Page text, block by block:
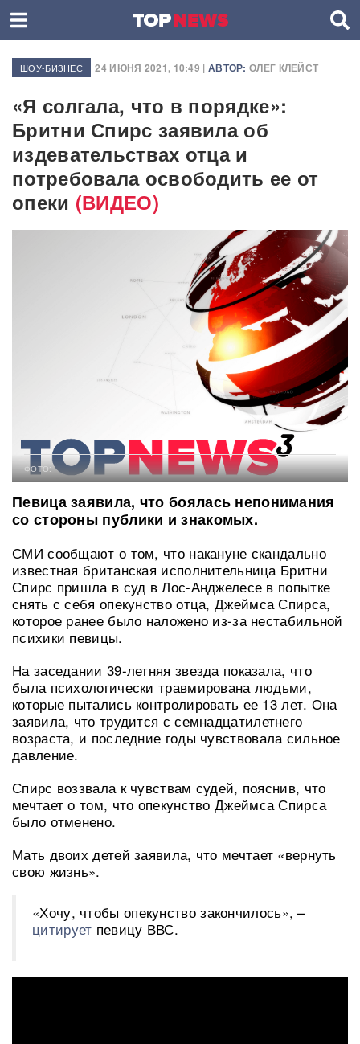
ШОУ-БИЗНЕС 24 ИЮНЯ 2021, 10:49 | АВТОР: ОЛЕГ КЛЕЙСТ
«Я солгала, что в порядке»:
Бритни Спирс заявила об
издевательствах отца и
потребовала освободить ее от
опеки (ВИДЕО)
ФОТО:
Певица заявила, что боялась непонимания
со стороны публики и знакомых.
СМИ сообщают о том, что накануне скандально
известная британская исполнительница Бритни
Спирс пришла в суд в Лос-Анджелесе в попытке
снять с себя опекунство отца, Джеймса Спирса,
которое ранее было наложено из-за нестабильной
психики певицы.
На заседании 39-летняя звезда показала, что
была психологически травмирована людьми,
которые пытались контролировать ее 13 лет. Она
заявила, что трудится с семнадцатилетнего
возраста, и последние годы чувствовала сильное
давление.
Спирс воззвала к чувствам судей, пояснив, что
мечтает о том, что опекунство Джеймса Спирса
было отменено.
Мать двоих детей заявила, что мечтает «вернуть
свою жизнь».
«Хочу, чтобы опекунство закончилось», –
цитирует певицу ВВС.